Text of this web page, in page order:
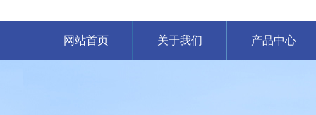
网站首页 关于我们 产品中心